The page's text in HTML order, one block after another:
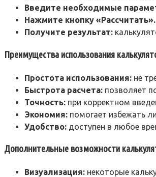
Введите необходимые
Нажмите кнопку «Рассчитать».
Получите результат:
Преимущества использования
Простота использования: не
Быстрота расчета: позволяет
Точность: при корректном
Экономия: помогает избежать
Удобство: доступен в любое
Дополнительные возможности
Визуализация: некоторые